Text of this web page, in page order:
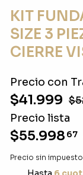
KIT
SIZE 3
CIERRE
Precio con
$41.999
Precio lista
$55.998 67
Precio sin